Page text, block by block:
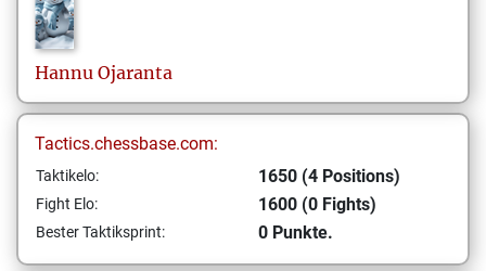
Hannu Ojaranta
Tactics.chessbase.com:
Taktikelo: 1650 (4 Positions)
Fight Elo: 1600 (0 Fights)
Bester Taktiksprint: 0 Punkte.